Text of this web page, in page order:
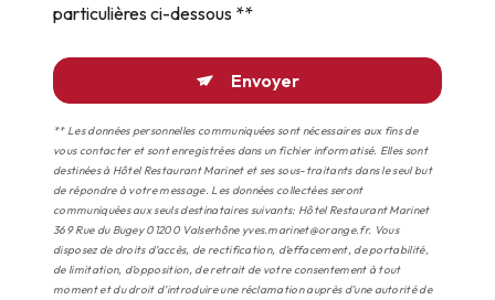
particulières ci-dessous **
Envoyer
** Les données personnelles communiquées sont nécessaires aux fins de
vous contacter et sont enregistrées dans un fichier informatisé. Elles sont
destinées à Hôtel Restaurant Marinet et ses sous-traitants dans le seul but
de répondre à votre message. Les données collectées seront
communiquées aux seuls destinataires suivants: Hôtel Restaurant Marinet
369 Rue du Bugey 01200 Valserhône yves.marinet@orange.fr. Vous
disposez de droits d’accès, de rectification, d’effacement, de portabilité,
de limitation, d’opposition, de retrait de votre consentement à tout
moment et du droit d’introduire une réclamation auprès d’une autorité de